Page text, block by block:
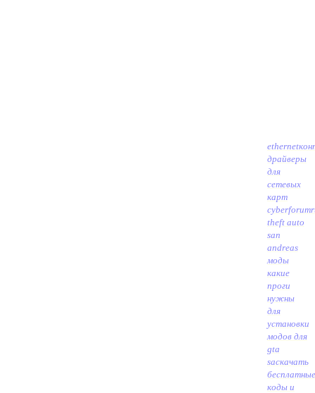
драйверы
для
сетевых
карт
theft auto
san
andreas
моды
какие
проги
нужны
для
установки
модов для
gta
saскачать
бесплатные
коды и